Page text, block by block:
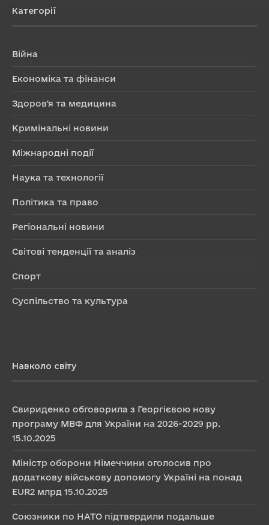
Категорії
Війна
Економіка та фінанси
Здоров'я та медицина
Кримінальні новини
Міжнародні події
Наука та технології
Політика та право
Регіональні новини
Світові тенденції та аналіз
Спорт
Суспільство та культура
Навколо світу
Свириденко обговорила з Георгієвою нову
програму МВФ для України на 2026-2029 рр.
15.10.2025
Міністр оборони Німеччини оголосив про
додаткову військову допомогу Україні на понад
EUR2 млрд 15.10.2025
Союзники по НАТО підтвердили подальше